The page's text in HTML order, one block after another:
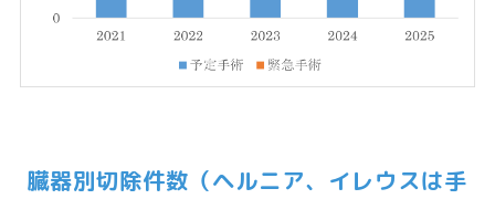
臓器別切除件数（ヘルニア、イレウスは手